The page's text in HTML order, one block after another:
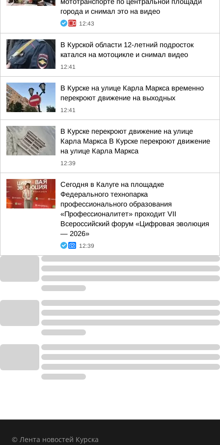
города и снимал это на видео
12:43
В Курской области 12-летний подросток
катался на мотоцикле и снимал видео
12:41
В Курске на улице Карла Маркса временно
перекроют движение на выходных
12:41
В Курске перекроют движение на улице
Карла Маркса В Курске перекроют движение
на улице Карла Маркса
12:39
Сегодня в Калуге на площадке
Федерального технопарка
профессионального образования
«Профессионалитет» проходит VII
Всероссийский форум «Цифровая эволюция
— 2026»
12:39
© Лента новостей Курска